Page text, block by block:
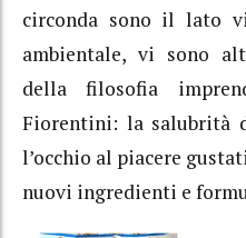
circonda sono il lato
ambientale, vi sono
della filosofia
Fiorentini: la salubrità
l’occhio al piacere
nuovi ingredienti e